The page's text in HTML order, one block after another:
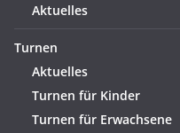
Aktuelles
Turnen
Aktuelles
Turnen für Kinder
Turnen für Erwachsene